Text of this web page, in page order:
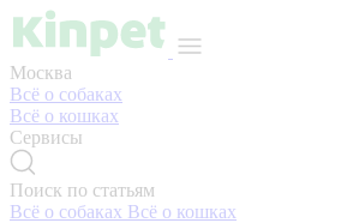
Москва
Всё о собаках
Всё о кошках
Сервисы
Поиск по статьям
Всё о собаках Всё о кошках